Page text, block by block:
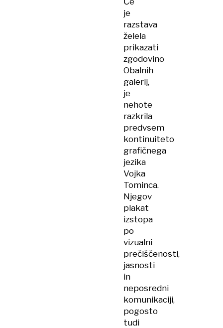
je
razstava
želela
prikazati
zgodovino
Obalnih
galerij,
je
nehote
razkrila
predvsem
kontinuiteto
grafičnega
jezika
Vojka
Tominca.
Njegov
plakat
izstopa
po
vizualni
prečiščenosti,
jasnosti
in
neposredni
komunikaciji,
pogosto
tudi